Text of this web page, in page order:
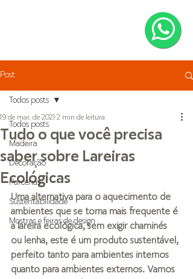
Post
Todos posts
Madeira
Decoração
Parcerias
Sustentabilidade
Mostras e feiras de design
Todos posts
Tudo o que você precisa
saber sobre Lareiras
Ecológicas
19 de mar. de 2021 2 min de leitura
Uma alternativa para o aquecimento de
ambientes que se torna mais frequente é
a lareira ecológica, sem exigir chaminés
ou lenha, este é um produto sustentável,
perfeito tanto para ambientes internos
quanto para ambientes externos. Vamos